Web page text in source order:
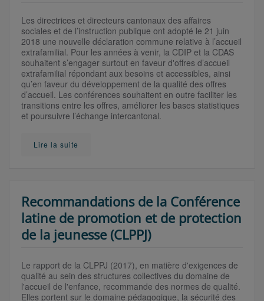
Les directrices et directeurs cantonaux des affaires
sociales et de l’instruction publique ont adopté le 21 juin
2018 une nouvelle déclaration commune relative à l’accueil
extrafamilial. Pour les années à venir, la CDIP et la CDAS
souhaitent s’engager surtout en faveur d'offres d’accueil
extrafamilial répondant aux besoins et accessibles, ainsi
qu’en faveur du développement de la qualité des offres
d’accueil. Les conférences souhaitent en outre faciliter les
transitions entre les offres, améliorer les bases statistiques
et poursuivre l’échange intercantonal.
Lire la suite
Recommandations de la Conférence
latine de promotion et de protection
de la jeunesse (CLPPJ)
Le rapport de la CLPPJ (2017), en matière d'exigences de
qualité au sein des structures collectives du domaine de
l'accueil de l'enfance, recommande des normes de qualité.
Elles portent sur le domaine pédagogique, la sécurité des